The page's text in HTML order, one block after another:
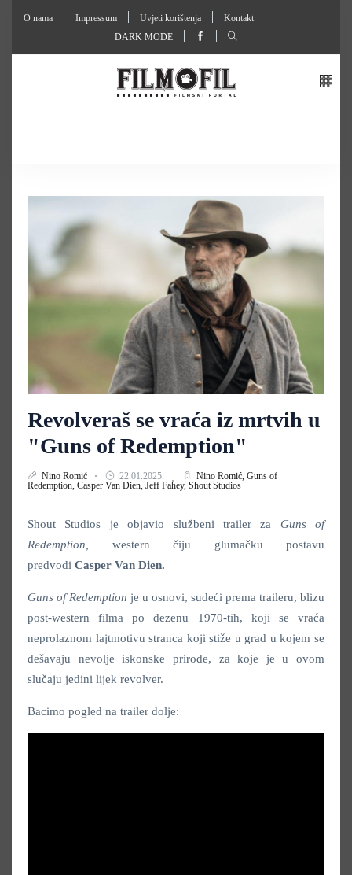
O nama Impressum Uvjeti korištenja
Kontakt
DARK MODE
Revolveraš se vraća iz mrtvih u
"Guns of Redemption"
Nino Romić 22.01.2025. Nino Romić, Guns of
Redemption, Casper Van Dien, Jeff Fahey, Shout Studios
Shout Studios je objavio službeni trailer za Guns of
Redemption, western čiju glumačku postavu
predvodi Casper Van Dien.
Guns of Redemption je u osnovi, sudeći prema traileru, blizu
post-western filma po dezenu 1970-tih, koji se vraća
neprolaznom lajtmotivu stranca koji stiže u grad u kojem se
dešavaju nevolje iskonske prirode, za koje je u ovom
slučaju jedini lijek revolver.
Bacimo pogled na trailer dolje: